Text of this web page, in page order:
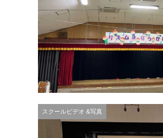
スクールビデオ &写真